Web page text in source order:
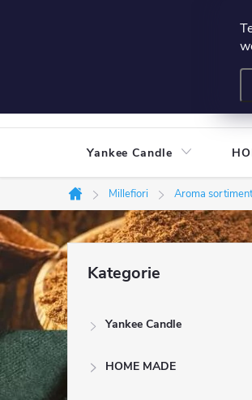
Yankee Candle
Domů
Millefiori Aroma sortiment
P
o
s
kategorie
Kategorie
Yankee Candle
HOME MADE